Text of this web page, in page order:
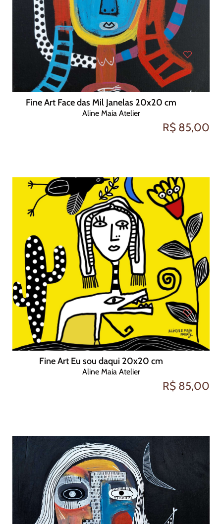
Fine Art Face das Mil Janelas 20x20 cm
Aline Maia Atelier
R$ 85,00
Fine Art Eu sou daqui 20x20 cm
Aline Maia Atelier
R$ 85,00